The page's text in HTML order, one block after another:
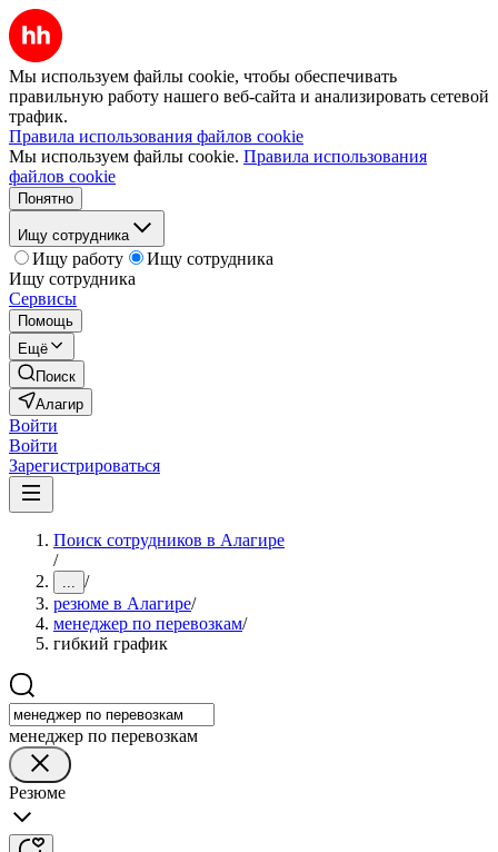
Мы используем файлы cookie, чтобы обеспечивать
правильную работу нашего веб-сайта и анализировать сетевой
трафик.
Правила использования файлов cookie
Мы используем файлы cookie. Правила использования
файлов cookie
Понятно
Ищу сотрудника
Ищу работу
Ищу сотрудника
Ищу сотрудника
Сервисы
Помощь
Ещё
Поиск
Алагир
Войти
Войти
Зарегистрироваться
Поиск сотрудников в Алагире
/
... /
резюме в Алагире/
менеджер по перевозкам/
гибкий график
менеджер по перевозкам
Резюме